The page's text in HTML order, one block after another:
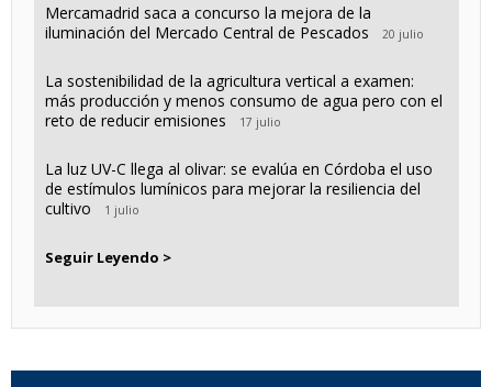
Mercamadrid saca a concurso la mejora de la
iluminación del Mercado Central de Pescados
20 julio
La sostenibilidad de la agricultura vertical a examen:
más producción y menos consumo de agua pero con el
reto de reducir emisiones
17 julio
La luz UV-C llega al olivar: se evalúa en Córdoba el uso
de estímulos lumínicos para mejorar la resiliencia del
cultivo
1 julio
Seguir Leyendo >